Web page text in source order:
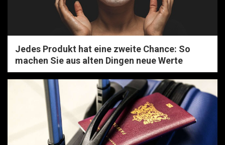
Jedes Produkt hat eine zweite Chance: So
machen Sie aus alten Dingen neue Werte